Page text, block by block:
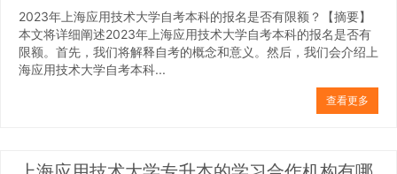
2023年上海应用技术大学自考本科的报名是否有限额？【摘要】
本文将详细阐述2023年上海应用技术大学自考本科的报名是否有
限额。首先，我们将解释自考的概念和意义。然后，我们会介绍上
海应用技术大学自考本科...
查看更多